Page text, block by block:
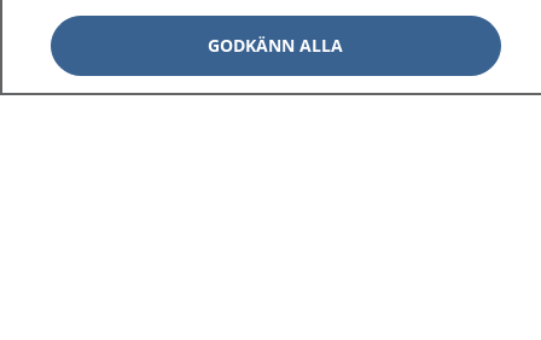
Behandling av personuppgifter
GODKÄNN ALLA